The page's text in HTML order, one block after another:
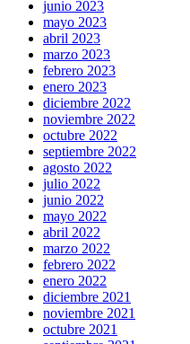
junio 2023
mayo 2023
abril 2023
marzo 2023
febrero 2023
enero 2023
diciembre 2022
noviembre 2022
octubre 2022
septiembre 2022
agosto 2022
julio 2022
junio 2022
mayo 2022
abril 2022
marzo 2022
febrero 2022
enero 2022
diciembre 2021
noviembre 2021
octubre 2021